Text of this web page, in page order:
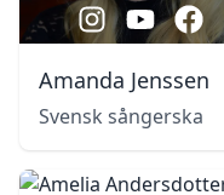
Amanda Jenssen
Svensk sångerska